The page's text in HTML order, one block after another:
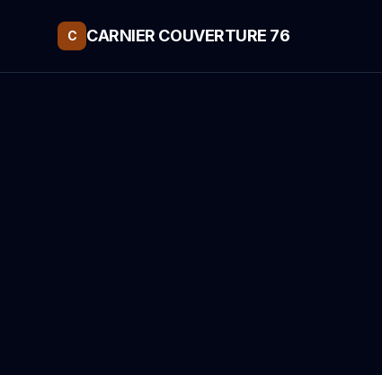
C CARNIER COUVERTURE 76